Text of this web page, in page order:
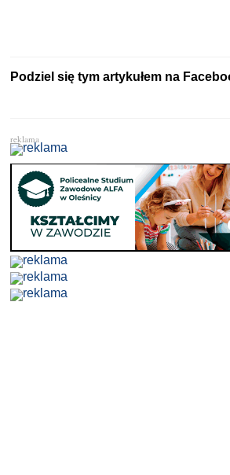
Podziel się tym artykułem na
reklama